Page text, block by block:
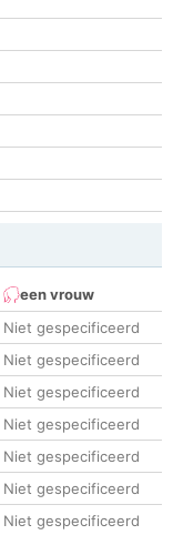
een vrouw
Niet gespecificeerd
Niet gespecificeerd
Niet gespecificeerd
Niet gespecificeerd
Niet gespecificeerd
Niet gespecificeerd
Niet gespecificeerd